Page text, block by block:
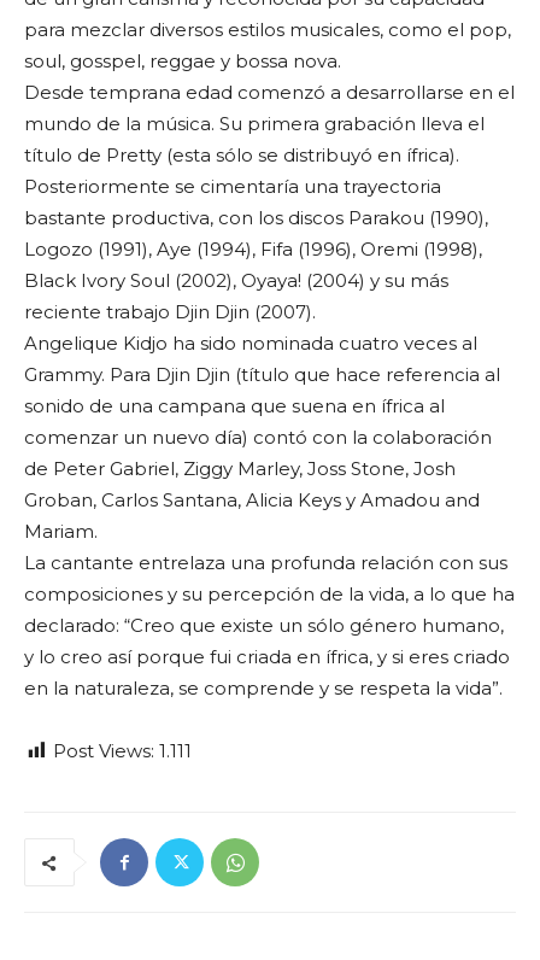
para mezclar diversos estilos musicales, como el pop,
soul, gosspel, reggae y bossa nova.
Desde temprana edad comenzó a desarrollarse en el
mundo de la música. Su primera grabación lleva el
título de Pretty (esta sólo se distribuyó en ífrica).
Posteriormente se cimentaría una trayectoria
bastante productiva, con los discos Parakou (1990),
Logozo (1991), Aye (1994), Fifa (1996), Oremi (1998),
Black Ivory Soul (2002), Oyaya! (2004) y su más
reciente trabajo Djin Djin (2007).
Angelique Kidjo ha sido nominada cuatro veces al
Grammy. Para Djin Djin (título que hace referencia al
sonido de una campana que suena en ífrica al
comenzar un nuevo día) contó con la colaboración
de Peter Gabriel, Ziggy Marley, Joss Stone, Josh
Groban, Carlos Santana, Alicia Keys y Amadou and
Mariam.
La cantante entrelaza una profunda relación con sus
composiciones y su percepción de la vida, a lo que ha
declarado: “Creo que existe un sólo género humano,
y lo creo así porque fui criada en ífrica, y si eres criado
en la naturaleza, se comprende y se respeta la vida”.
Post Views: 1.111